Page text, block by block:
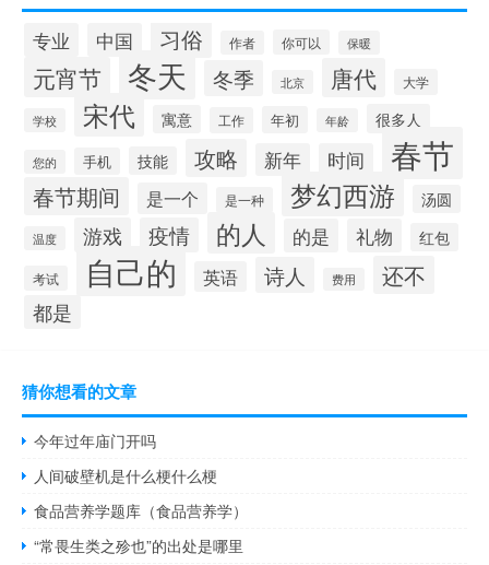
专业 中国 习俗 作者 你可以 保暖
元宵节 冬天 冬季 北京 唐代 大学
学校 宋代 寓意 工作 年初 年龄 很多人
您的 手机 技能 攻略 新年 时间 春节
春节期间 是一个 是一种 梦幻西游 汤圆
温度 游戏 疫情 的人 的是 礼物 红包
考试 自己的 英语 诗人 费用 还不
都是
猜你想看的文章
今年过年庙门开吗
人间破壁机是什么梗什么梗
食品营养学题库（食品营养学）
“常畏生类之殄也”的出处是哪里